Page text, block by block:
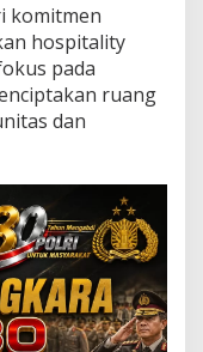
komitmen
hospitality
pada
ruang
dan